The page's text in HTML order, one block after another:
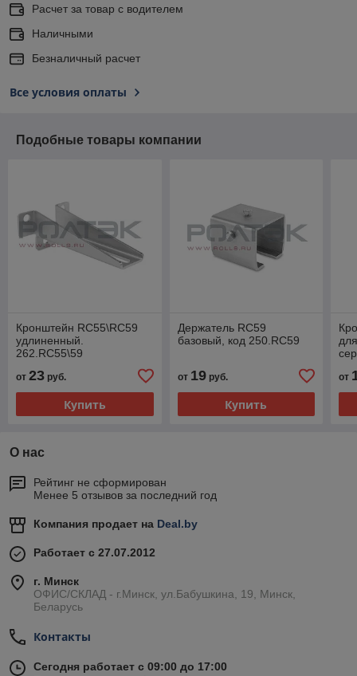
Расчет за товар с водителем
Наличными
Безналичный расчет
Все условия оплаты
Подобные товары компании
Кронштейн RC55\RC59
удлиненный.
262.RC55\59
от 23 руб.
Купить
Держатель RC59
базовый, код 250.RC59
от 19руб.
Купить
от
О нас
Рейтинг не сформирован
Менее 5 отзывов за последний год
Компания продает на Deal.by
Работает с 27.07.2012
г. Минск
ОФИС/СКЛАД - г.Минск, ул.Бабушкина, 19, Минск,
Беларусь
Контакты
Сегодня работает с 09:00 до 17:00